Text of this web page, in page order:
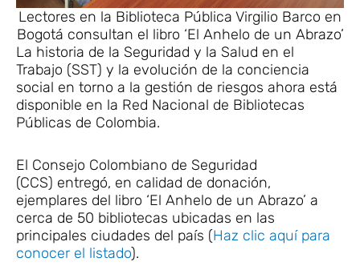
Lectores en la Biblioteca Pública Virgilio Barco en
Bogotá consultan el libro ‘El Anhelo de un Abrazo’
La historia de la Seguridad y la Salud en el
Trabajo (SST) y la evolución de la conciencia
social en torno a la gestión de riesgos ahora está
disponible en la Red Nacional de Bibliotecas
Públicas de Colombia.
El Consejo Colombiano de Seguridad
(CCS) entregó, en calidad de donación,
ejemplares del libro ‘El Anhelo de un Abrazo’ a
cerca de 50 bibliotecas ubicadas en las
principales ciudades del país (Haz clic aquí para
conocer el listado).